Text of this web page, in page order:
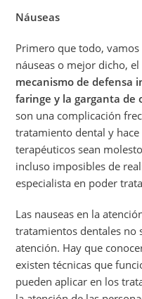
Náuseas
Primero que todo, vamos
náuseas o mejor dicho,
mecanismo de defensa
faringe y la garganta de
son una complicación
tratamiento dental y
terapéuticos sean
incluso imposibles de
especialista en poder
Las nauseas en la
tratamientos dentales no
atención. Hay que
existen técnicas que
pueden aplicar en los